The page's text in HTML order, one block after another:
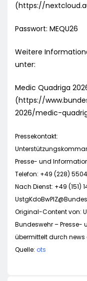
(https://
Passwort: MEQU26
Weitere
unter:
Medic Quadriga
(https://
2026/medic-
Pressekontakt:
Presse- und
Telefon: +49 (228) 5504
Nach Dienst: +49 (151)
Original-Content von:
Bundeswehr –
übermittelt durch news
Quelle: ots